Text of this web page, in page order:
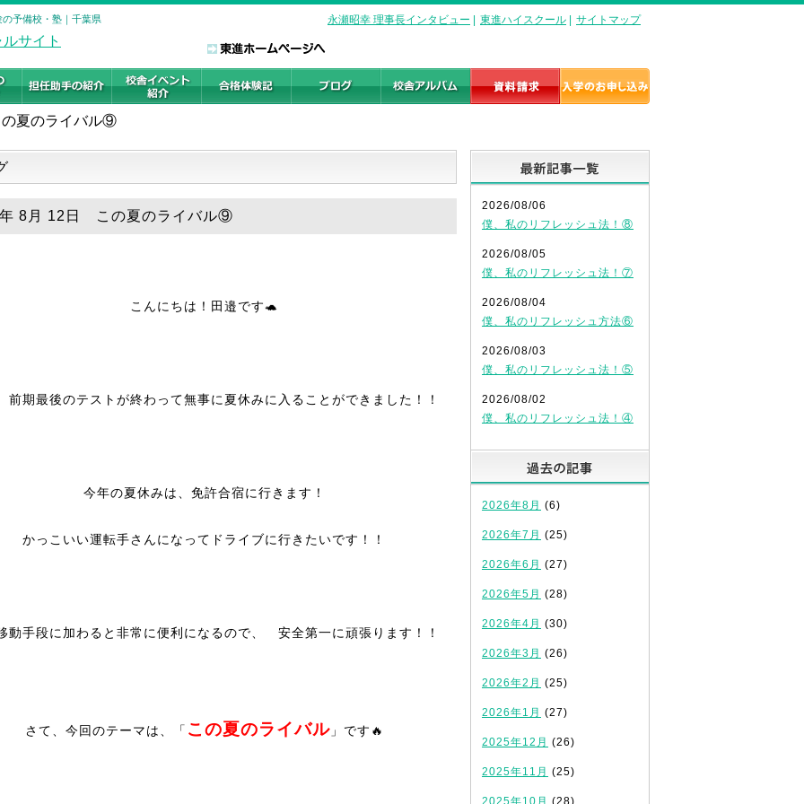
予備校・塾｜千葉県 永瀬昭幸 理事長インタビュー 東進ハイスクール サイトマップ
の夏のライバル⑨
8月 12日 この夏のライバル⑨
こんにちは！田邉です🐢
前期最後のテストが終わって無事に夏休みに入ることができました！！
今年の夏休みは、免許合宿に行きます！
かっこいい運転手さんになってドライブに行きたいです！！
動手段に加わると非常に便利になるので、 安全第一に頑張ります！！
さて、今回のテーマは、「 この夏のライバル」です🔥
2026/08/06
僕、私のリフレッシュ法！⑧
2026/08/05
僕、私のリフレッシュ法！⑦
2026/08/04
僕、私のリフレッシュ方法⑥
2026/08/03
僕、私のリフレッシュ法！⑤
2026/08/02
僕、私のリフレッシュ法！④
2026年8月 (6)
2026年7月 (25)
2026年6月 (27)
2026年5月 (28)
2026年4月 (30)
2026年3月 (26)
2026年2月 (25)
2026年1月 (27)
2025年12月 (26)
2025年11月 (25)
2025年10月 (28)